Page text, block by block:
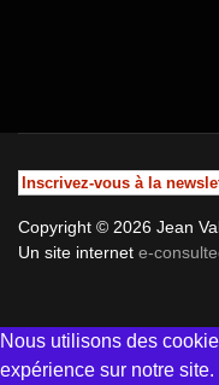
Inscrivez-vous à la
Copyright © 2026 Jean
Un site internet e-
Nous utilisons des
expérience sur notre site.